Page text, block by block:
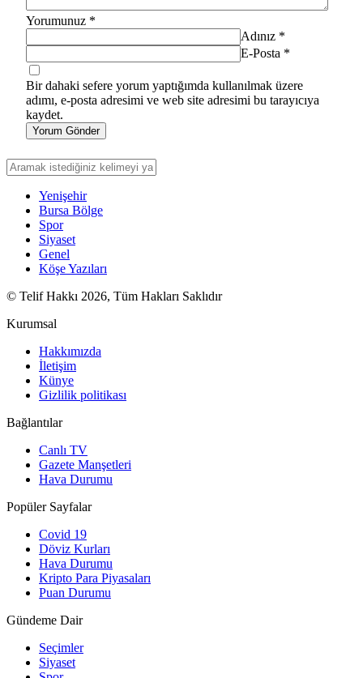
Yorumunuz *
Adınız *
E-Posta *
Bir dahaki sefere yorum yaptığımda kullanılmak üzere
adımı, e-posta adresimi ve web site adresimi bu tarayıcıya
kaydet.
Yorum Gönder
Yenişehir
Bursa Bölge
Spor
Siyaset
Genel
Köşe Yazıları
© Telif Hakkı 2026, Tüm Hakları Saklıdır
Kurumsal
Hakkımızda
İletişim
Künye
Gizlilik politikası
Bağlantılar
Canlı TV
Gazete Manşetleri
Hava Durumu
Popüler Sayfalar
Covid 19
Döviz Kurları
Hava Durumu
Kripto Para Piyasaları
Puan Durumu
Gündeme Dair
Seçimler
Siyaset